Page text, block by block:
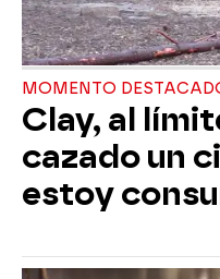
MOMENTO
Clay, al
cazado un
estoy